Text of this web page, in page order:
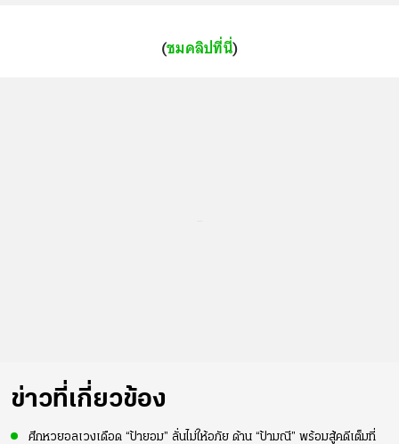
(ชมคลิปที่นี่)
ข่าวที่เกี่ยวข้อง
ศึกหวยอลเวงเดือด “ป้ายอม” ลั่นไม่ให้อภัย ด้าน “ป้ามณี” พร้อมสู้คดีเต็มที่